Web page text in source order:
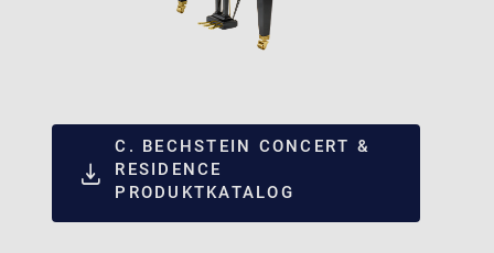
C. BECHSTEIN CONCERT &
RESIDENCE
PRODUKTKATALOG